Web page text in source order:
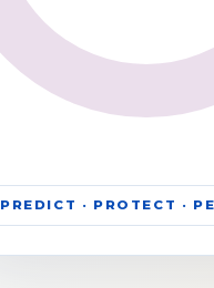
PREDICT · PROTECT ·